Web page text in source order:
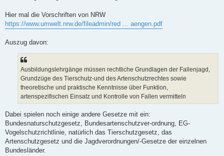
Hier mal die Vorschriften von NRW
https://www.umwelt.nrw.de/fileadmin/red ... aengen.pdf
Auszug davon:
Ausbildungslehrgänge müssen rechtliche Grundlagen der Fallenjagd,
Grundzüge des Tierschutz-und des Artenschutzrechtes sowie
theoretische und praktische Kenntnisse über Funktion,
artenspezifischen Einsatz und Kontrolle von Fallen vermitteln
Dabei spielen noch einige andere Gesetze mit ein:
Bundesnaturschutzgesetz, Bundesartenschutzver-ordnung, EG-
Vogelschutzrichtlinie, natürlich das Tierschutzgesetz, das
Artenschutzgesetz und die Jagdverordnungen/-Gesetze der einzelnen
Bundesländer.